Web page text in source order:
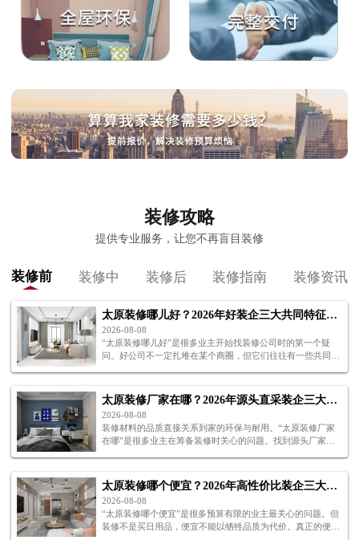
装修攻略
提供专业服务，让您不再盲目装修
装修前 装修中 装修后 装修指南 装修资讯
太原装修哪儿好？2026年好装企三大共同特征解析
2026-08-08
“太原装修哪儿好”是很多业主开始找装修公司时的第一个疑
问。好公司不一定扎堆在某个商圈，但它们往往有一些共同的
太原装修厂家在哪？2026年源头直采装企三大位置解析
2026-08-08
装修材料的品质直接关系到家的环保与耐用。“太原装修厂家
在哪”是很多业主在筹备装修时关心的问题。找到源头厂家，
太原装修哪个便宜？2026年高性价比装企三大甄选关键
2026-08-08
“太原装修哪个便宜”是很多预算有限的业主最关心的问题。但
装修不是买日用品，便宜不能以牺牲品质为代价。真正的便